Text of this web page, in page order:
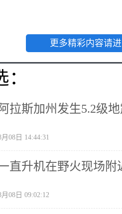
更多精彩内容请
拉斯加州发生5.2级
08日 14:44:31
直升机在野火现场
月08日 09:02:12